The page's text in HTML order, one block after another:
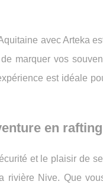
avec Arteka
marquer vos
est idéale
en
et le plaisir de
rivière Nive. Que